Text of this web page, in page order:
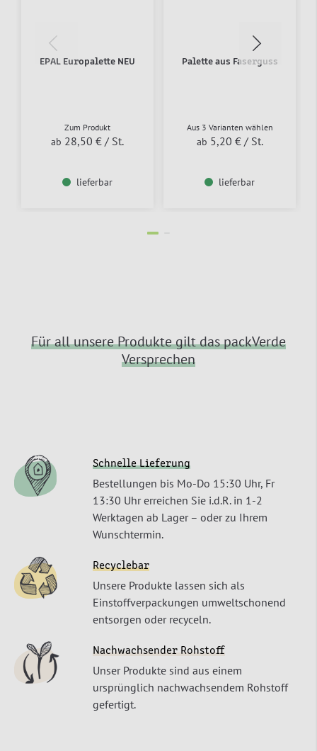
EPAL Europalette NEU
Zum Produkt
ab 28,50 € / St.
lieferbar
Palette aus Faserguss
Aus 3 Varianten wählen
ab 5,20 € / St.
lieferbar
Für all unsere Produkte gilt das packVerde
Versprechen
Schnelle Lieferung
Bestellungen bis Mo-Do 15:30 Uhr, Fr
13:30 Uhr erreichen Sie i.d.R. in 1-2
Werktagen ab Lager – oder zu Ihrem
Wunschtermin.
Recyclebar
Unsere Produkte lassen sich als
Einstoffverpackungen umweltschonend
entsorgen oder recyceln.
Nachwachsender Rohstoff
Unser Produkte sind aus einem
ursprünglich nachwachsendem Rohstoff
gefertigt.